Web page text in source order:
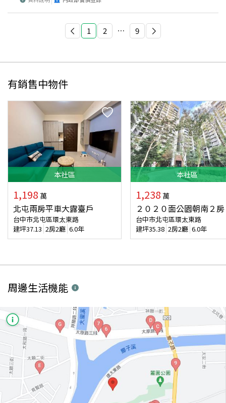
1 2 ⋯ 9
有銷售中物件
本社區
1,198 萬
北屯兩房平車大露臺戶
台中市北屯區環太東路
建坪37.13 2房2廳 6.0年
本社區
1,238 萬
２０２０面公園朝南２房
台中市北屯區環太東路
建坪35.38 2房2廳 6.0年
周邊生活機能